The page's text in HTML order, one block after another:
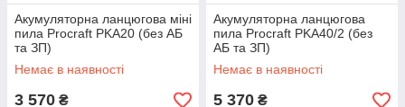
Акумуляторна ланцюгова міні
пила Procraft PKA20 (без АБ
та ЗП)
Немає в наявності
3 570 ₴
Акумуляторна ланцюгова
пила Procraft PKA40/2 (без
АБ та ЗП)
Немає в наявності
5 370 ₴